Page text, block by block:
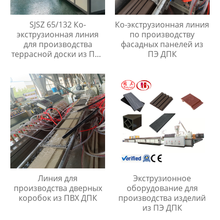
SJSZ 65/132 Ко-
экструзионная линия
для производства
террасной доски из ПВХ
Ко-экструзионная линия
по производству
фасадных панелей из
ПЭ ДПК
Линия для
производства дверных
коробок из ПВХ ДПК
Экструзионное
оборудование для
производства изделий
из ПЭ ДПК